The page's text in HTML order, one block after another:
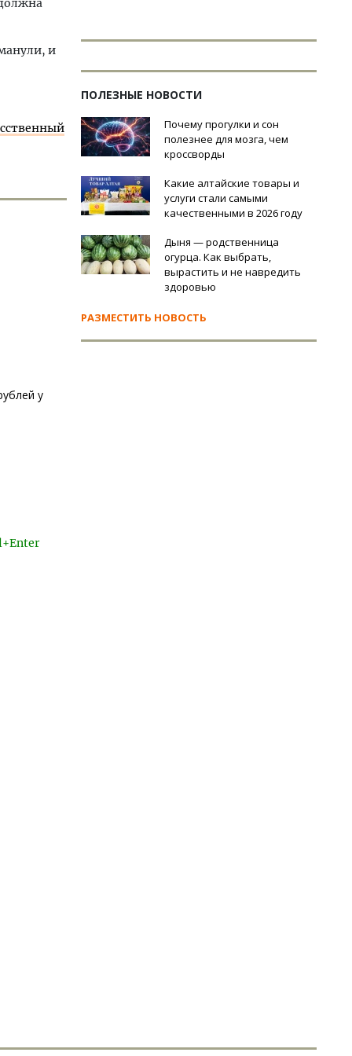
и
у
ПОЛЕЗНЫЕ НОВОСТИ
Почему прогулки и сон
полезнее для мозга, чем
кроссворды
Какие алтайские товары и
услуги стали самыми
качественными в 2026 году
Дыня — родственница
огурца. Как выбрать,
вырастить и не навредить
здоровью
РАЗМЕСТИТЬ НОВОСТЬ